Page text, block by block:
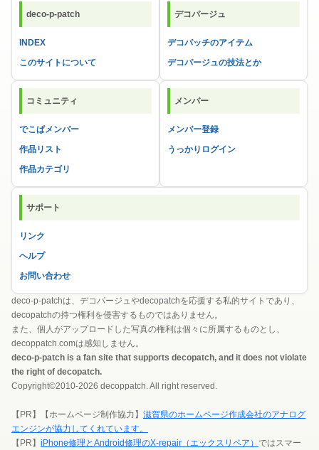
deco-p-patch
INDEX
このサイトについて
デコパージュ
デコパッチのアイテム
デコパージュの技法とか
コミュニティ
でこぱメンバー
作品リスト
作品カテゴリ
メンバー
メンバー登録
うっかりログイン
サポート
リンク
ヘルプ
お問い合わせ
deco-p-patchは、デコパージュやdecopatchを応援する私的サイトであり、
decopatchの持つ権利を侵害するものではありません。
また、個人がアップロードした写真の権利は個々に所属するものとし、
decoppatch.comは感知しません。
deco-p-patch is a fan site that supports decopatch, and it does not violate
the right of decopatch.
Copyright©2010-2026 decoppatch. All right reserved.
【PR】【ホームページ制作協力】 滋賀県のホームページ作成会社のアナログ
エンジンが協力してくれています。
【PR】 iPhone修理とAndroid修理のX-repair（エックスリペア） ではスマー